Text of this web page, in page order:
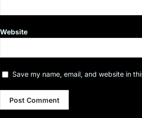
Website
Save my name, email, and website in